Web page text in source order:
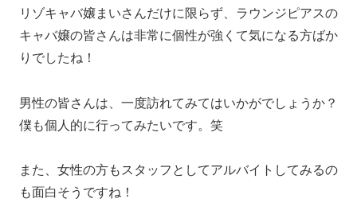
リゾキャバ嬢まいさんだけに限らず、ラウンジピアスの
キャバ嬢の皆さんは非常に個性が強くて気になる方ばか
りでしたね！
男性の皆さんは、一度訪れてみてはいかがでしょうか？
僕も個人的に行ってみたいです。笑
また、女性の方もスタッフとしてアルバイトしてみるの
も面白そうですね！